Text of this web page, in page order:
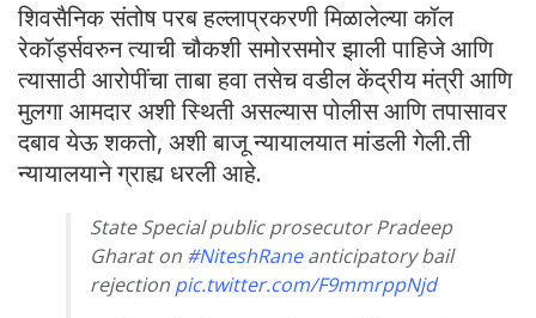
शिवसैनिक संतोष परब हल्लाप्रकरणी मिळालेल्या कॉल
रेकॉर्ड्सवरुन त्याची चौकशी समोरसमोर झाली पाहिजे आणि
त्यासाठी आरोपींचा ताबा हवा तसेच वडील केंद्रीय मंत्री आणि
मुलगा आमदार अशी स्थिती असल्यास पोलीस आणि तपासावर
दबाव येऊ शकतो, अशी बाजू न्यायालयात मांडली गेली.ती
न्यायालयाने ग्राह्य धरली आहे.
State Special public prosecutor Pradeep
Gharat on #NiteshRaneanticipatory bail
rejection pic.twitter.com/F9mmrppNjd